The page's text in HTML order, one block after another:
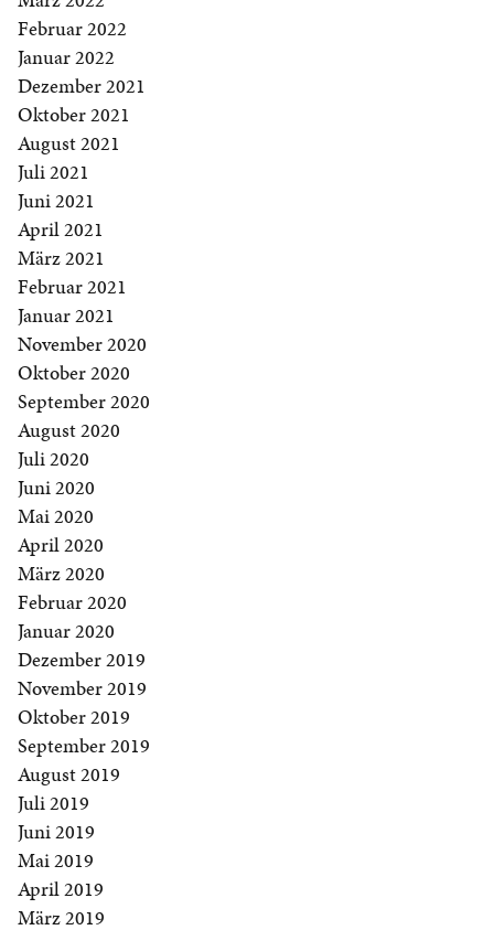
Februar 2022
Januar 2022
Dezember 2021
Oktober 2021
August 2021
Juli 2021
Juni 2021
April 2021
März 2021
Februar 2021
Januar 2021
November 2020
Oktober 2020
September 2020
August 2020
Juli 2020
Juni 2020
Mai 2020
April 2020
März 2020
Februar 2020
Januar 2020
Dezember 2019
November 2019
Oktober 2019
September 2019
August 2019
Juli 2019
Juni 2019
Mai 2019
April 2019
März 2019